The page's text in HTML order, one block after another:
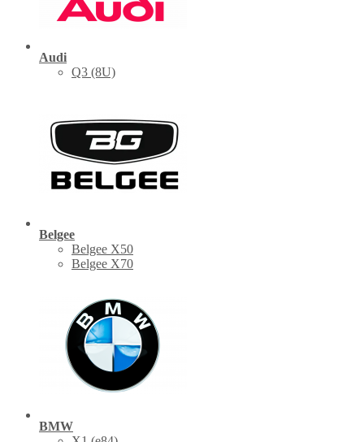
Audi
Q3 (8U)
Belgee
Belgee X50
Belgee X70
BMW